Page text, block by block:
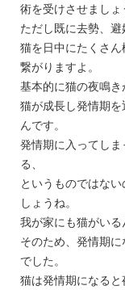
術を受けさせましょ
ただし既に去勢、避
猫を日中にたくさ
繋がりますよ。
基本的に猫の夜鳴き
猫が成長し発情期
んです。
発情期に入ってし
る、
というものではな
しょうね。
我が家にも猫がいる
そのため、発情期
でした。
猫は発情期になると